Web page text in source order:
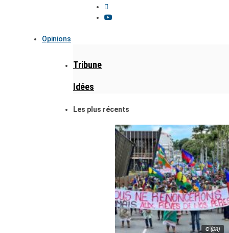
Opinions
Tribune
Idées
Les plus récents
© (DR)